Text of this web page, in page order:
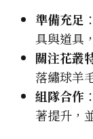
準備充足
具與道具
關注花叢
落繡球羊
組隊合作
著提升，